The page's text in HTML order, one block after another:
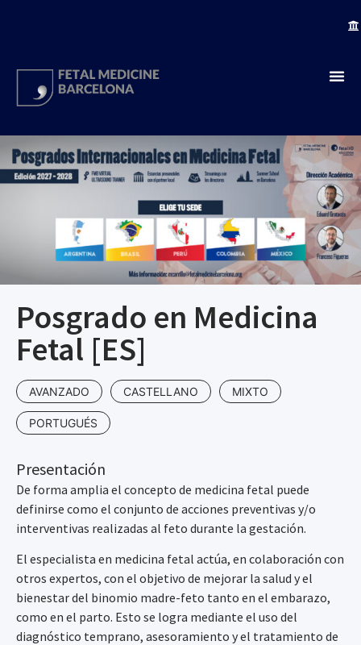
Posgrado en Medicina
Fetal [ES]
AVANZADO CASTELLANO MIXTO
PORTUGUÉS
Presentación
De forma amplia el concepto de medicina fetal puede
definirse como el conjunto de acciones preventivas y/o
interventivas realizadas al feto durante la gestación.
El especialista en medicina fetal actúa, en colaboración con
otros expertos, con el objetivo de mejorar la salud y el
bienestar del binomio madre-feto tanto en el embarazo,
como en el parto. Esto se logra mediante el uso del
diagnóstico temprano, asesoramiento y el tratamiento de